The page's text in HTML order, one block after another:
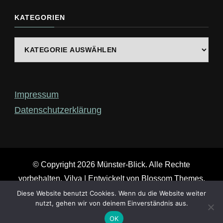
etwas?
KATEGORIEN
Impressum
Datenschutzerklärung
© Copyright 2026 Münster-Blick. Alle Rechte
vorbehalten. Vilva | Entwickelt von Blossom Themes.
Präsentiert von WordPress .
Diese Website benutzt Cookies. Wenn du die Website weiter
nutzt, gehen wir von deinem Einverständnis aus.
OK